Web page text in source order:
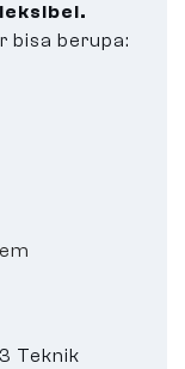
bisa berupa:
Teknik